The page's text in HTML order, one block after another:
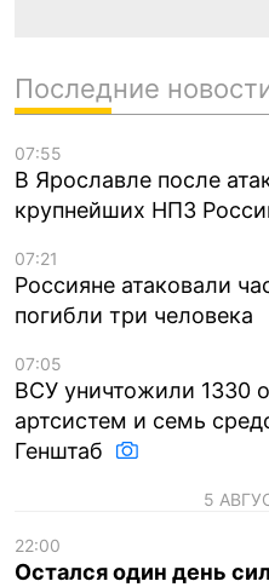
Последние
07:55
В Ярославле после
крупнейших НПЗ
07:21
Россияне атаковали
погибли три человека
07:05
ВСУ уничтожили 1330
артсистем и семь
Генштаб
5
22:00
Остался один день